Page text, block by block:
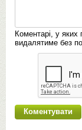
Коментарі, у
видалятиме без